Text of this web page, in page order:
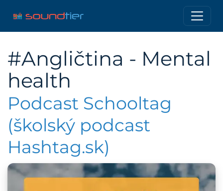
#Angličtina - Mental
health
Podcast Schooltag
(školský podcast
Hashtag.sk)